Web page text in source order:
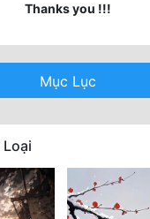
Thanks you !!!
Mục Lục